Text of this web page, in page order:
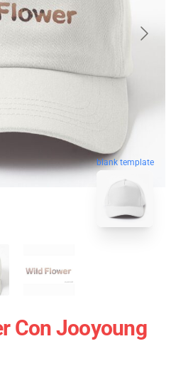
blank template
Con Jooyoung